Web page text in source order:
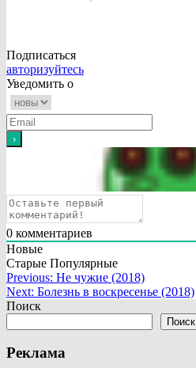
Подписаться
авторизуйтесь
Уведомить о
0 комментариев
Новые
Старые Популярные
Навигация
по
Previous: Не чужие (2018)
Next: Болезнь в воскресенье (2018)
Поиск
Поиск
Реклама